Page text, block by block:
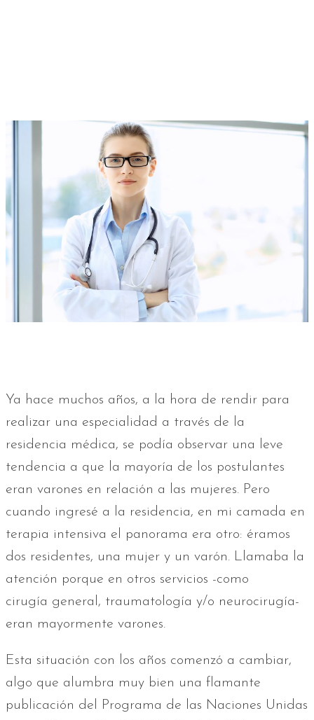
Ya hace muchos años, a la hora de rendir para
realizar una especialidad a través de la
residencia médica, se podía observar una leve
tendencia a que la mayoría de los postulantes
eran varones en relación a las mujeres. Pero
cuando ingresé a la residencia, en mi camada en
terapia intensiva el panorama era otro: éramos
dos residentes, una mujer y un varón. Llamaba la
atención porque en otros servicios -como
cirugía general, traumatología y/o neurocirugía-
eran mayormente varones.
Esta situación con los años comenzó a cambiar,
algo que alumbra muy bien una flamante
publicación del Programa de las Naciones Unidas